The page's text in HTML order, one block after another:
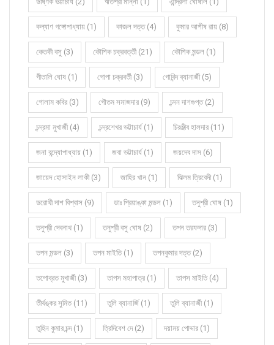
কল্যাণ গঙ্গোপাধ্যায় (1) কাজল দত্ত (4) কুমার আশীষ রায় (8)
কেতকী বসু (3) কৌশিক চক্রবর্ত্তী (21) কৌশিক মন্ডল (1)
গীতালি ঘোষ (1) গোপা চক্রবর্তী (3) গোবিন্দ ব্যানার্জী (5)
গোলাম কবির (3) গৌতম সমাজদার (9) চন্দন দাশগুপ্ত (2)
চন্দ্রমা মুখার্জী (4) চন্দ্রশেখর ভট্টাচার্য (1) চিরঞ্জীব হালদার (11)
জনা বন্দ্যোপাধ্যায় (1) জবা ভট্টাচার্য (1) জয়দেব দাস (6)
জায়েদ হোসাইন লাকী (3) জাহির খান (1) ঝিলম ত্রিবেদী (1)
ডরোথী দাশ বিশ্বাস (9) ডাঃ প্রিয়াঙ্কা মন্ডল (1) তনুশ্রী ঘোষ (1)
তনুশ্রী দেবনাথ (1) তনুশ্রী বসু ঘোষ (2) তপন তরফদার (3)
তপন মন্ডল (3) তপন মাইতি (1) তপনকুমার দত্ত (2)
তপোব্রত মুখার্জী (3) তাপস মহাপাত্র (1) তাপস মাইতি (4)
তীর্থঙ্কর সুমিত (11) তুলি ব্যানার্জি (1) তুলি ব্যানার্জী (1)
তুহিন কুমার চন্দ (1) ত্রিদিবেশ দে (2) দয়াময় পোদ্দার (1)